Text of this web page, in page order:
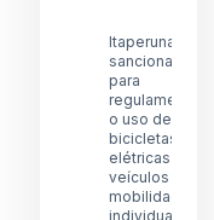
Itaperuna
sanciona lei
para
regulamentar
o uso de
bicicletas
elétricas e
veículos de
mobilidade
individual